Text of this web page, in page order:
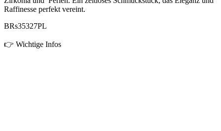
Raffinesse perfekt vereint.
BRs35327PL
👉 Wichtige Infos